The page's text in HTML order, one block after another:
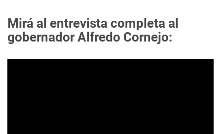
Mirá al entrevista completa al
gobernador Alfredo Cornejo: